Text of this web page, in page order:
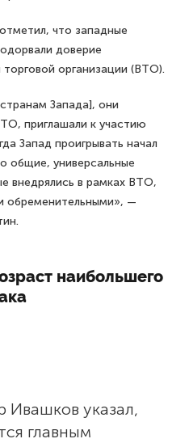
что западные
доверие
организации (ВТО).
Запада], они
приглашали к участию
Запад проигрывать начал
общие, универсальные
внедрялись в рамках ВТО,
обременительными», —
наибольшего
Ивашков указал,
главным